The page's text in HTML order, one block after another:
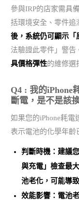
參與IRP的店家需具
括環境安全、零件追
後，系統仍可顯示「
法驗證此零件」警告
具價格彈性的維修選
Q4 : 我的iPhone
斷電，是不是該
如果您的iPhone耗電
表示電池的化學年齡
判斷時機：建議
與充電」檢查最
池老化 ，可能導
效能影響：電池